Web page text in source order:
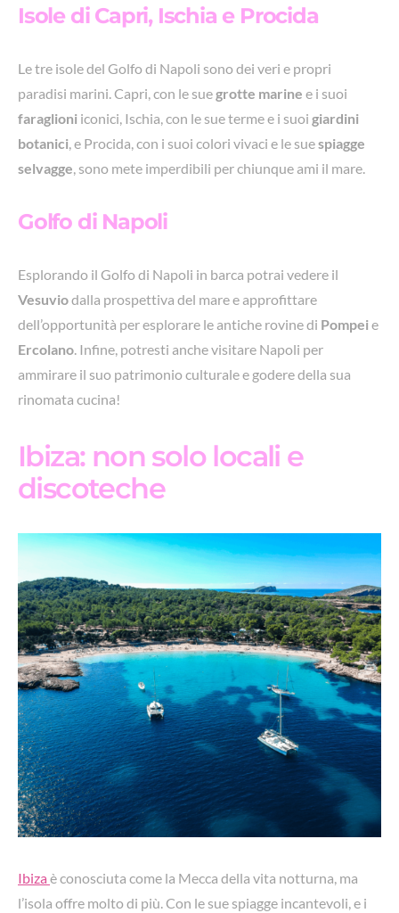
Isole di Capri, Ischia e Procida
Le tre isole del Golfo di Napoli sono dei veri e propri
paradisi marini. Capri, con le suegrotte marine e i suoi
faraglioni iconici, Ischia, con le sue terme e i suoi giardini
botanici , e Procida, con i suoi colori vivaci e le suespiagge
selvagge , sono mete imperdibili per chiunque ami il mare.
Golfo di Napoli
Esplorando il Golfo di Napoli in barca potrai vedere il
Vesuviodalla prospettiva del mare e approfittare
dell’opportunità per esplorare le antiche rovine di Pompeie
Ercolano . Infine, potresti anche visitare Napoli per
ammirare il suo patrimonio culturale e godere della sua
rinomata cucina!
Ibiza: non solo locali e
discoteche
Ibiza è conosciuta come la Mecca della vita notturna, ma
l’isola offre molto di più. Con le sue spiagge incantevoli, e i